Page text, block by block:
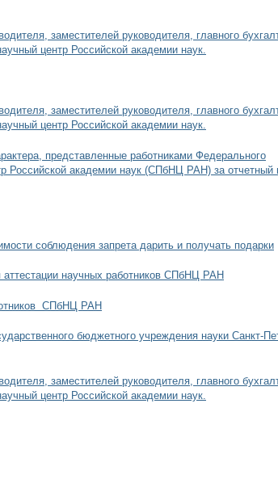
заместителей руководителя, главного
центр Российской академии наук.
заместителей руководителя, главного
центр Российской академии наук.
представленные работниками Федерального
Российской академии наук (СПбНЦ РАН) за отчетный
соблюдения запрета дарить и получать подарки
научных работников СПбНЦ РАН
СПбНЦ РАН
бюджетного учреждения науки Санкт-
заместителей руководителя, главного
центр Российской академии наук.